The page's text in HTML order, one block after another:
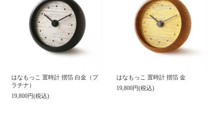
はなもっこ 置時計 摺箔 白金（プ
ラチナ）
19,800円(税込)
はなもっこ 置時計 摺箔 金
19,800円(税込)